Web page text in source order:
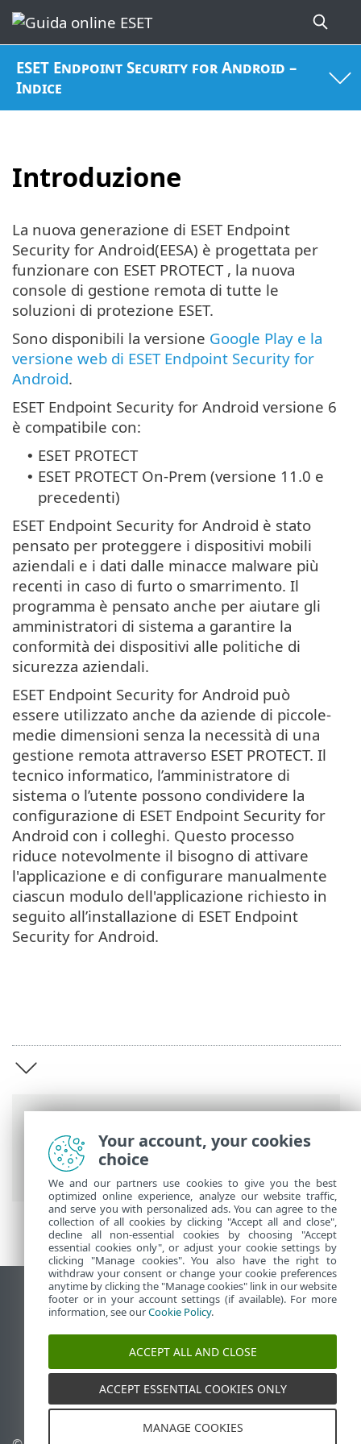
ESET Endpoint Security for Android –
Indice
Introduzione
Guida online ESET
ESET Endpoint
Security for Android
Introduzione
La nuova generazione di ESET Endpoint
Security for Android(EESA) è progettata per
funzionare con ESET PROTECT , la nuova
console di gestione remota di tutte le
soluzioni di protezione ESET.
Sono disponibili la versione Google Play e la
versione web di ESET Endpoint Security for
Android.
ESET Endpoint Security for Android versione 6
è compatibile con:
• ESET PROTECT
• ESET PROTECT On-Prem (versione 11.0 e
precedenti)
ESET Endpoint Security for Android è stato
pensato per proteggere i dispositivi mobili
aziendali e i dati dalle minacce malware più
recenti in caso di furto o smarrimento. Il
programma è pensato anche per aiutare gli
amministratori di sistema a garantire la
conformità dei dispositivi alle politiche di
sicurezza aziendali.
ESET Endpoint Security for Android può
essere utilizzato anche da aziende di piccole-
medie dimensioni senza la necessità di una
gestione remota attraverso ESET PROTECT. Il
tecnico informatico, l’amministratore di
sistema o l’utente possono condividere la
configurazione di ESET Endpoint Security for
Android con i colleghi. Questo processo
riduce notevolmente il bisogno di attivare
l'applicazione e di configurare manualmente
ciascun modulo dell'applicazione richiesto in
seguito all’installazione di ‎ESET Endpoint
Security for Android‎.
Visualizza sito desktop
End of Life
ESET Knowledge Base
ESET Status Portal
Supporto regionale
Your account, your cookies
choice
We and our partners use cookies to give you the best
optimized online experience, analyze our website traffic,
and serve you with personalized ads. You can agree to the
collection of all cookies by clicking "Accept all and close",
decline all non-essential cookies by choosing "Accept
essential cookies only", or adjust your cookie settings by
clicking "Manage cookies". You also have the right to
withdraw your consent or change your cookie preferences
anytime by clicking the "Manage cookies" link in our website
footer or in your account settings (if available). For more
information, see ourCookie Policy.
ACCEPT ALL AND CLOSE
ACCEPT ESSENTIAL COOKIES ONLY
MANAGE COOKIES